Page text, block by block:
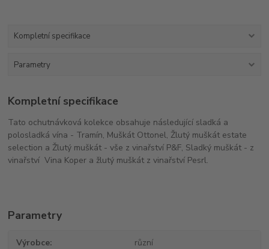
Kompletní specifikace
Parametry
Kompletní specifikace
Tato ochutnávková kolekce obsahuje následující sladká a
polosladká vína - Tramín, Muškát Ottonel, Žlutý muškát estate
selection a Žlutý muškát - vše z vinařství P&F, Sladký muškát - z
vinařství Vina Koper a žlutý muškát z vinařství Pesrl.
Parametry
Výrobce různí